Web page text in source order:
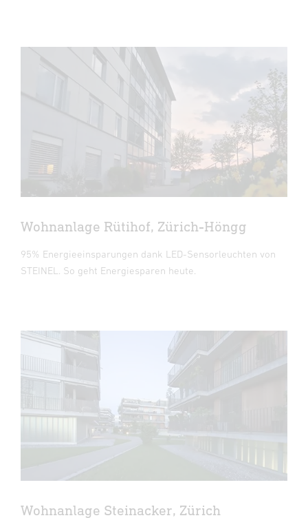
Wohnanlage Rütihof, Zürich-Höngg
95% Energieeinsparungen dank LED-Sensorleuchten von
STEINEL. So geht Energiesparen heute.
Wohnanlage Steinacker, Zürich